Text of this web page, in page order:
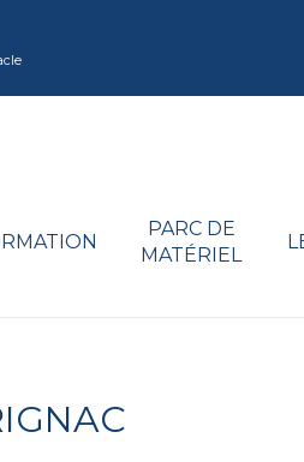
PARC DE
MATÉRIEL